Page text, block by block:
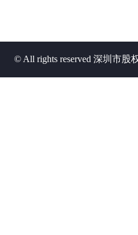
© All rights reserved 深圳市股